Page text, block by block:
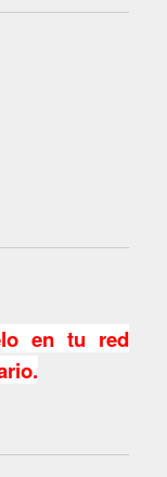
en tu red